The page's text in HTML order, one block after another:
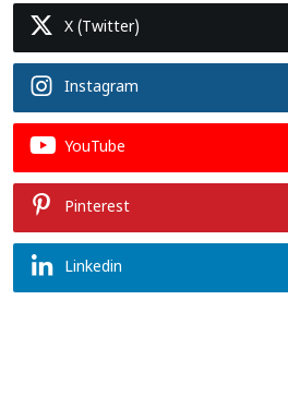
X (Twitter)
Instagram
YouTube
Pinterest
Linkedin